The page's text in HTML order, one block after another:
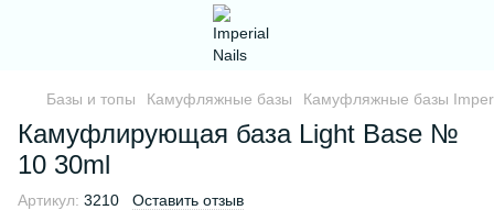
Базы и топы Камуфляжные базы Камуфляжные базы
Камуфлирующая база Light Base №
10 30ml
Артикул: 3210 Оставить отзыв